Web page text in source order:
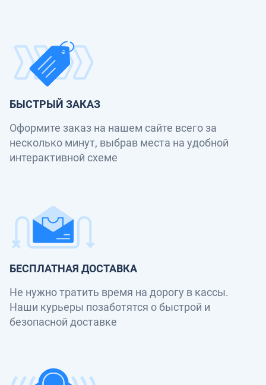
БЫСТРЫЙ ЗАКАЗ
Оформите заказ на нашем сайте всего за
несколько минут, выбрав места на удобной
интерактивной схеме
БЕСПЛАТНАЯ ДОСТАВКА
Не нужно тратить время на дорогу в кассы.
Наши курьеры позаботятся о быстрой и
безопасной доставке